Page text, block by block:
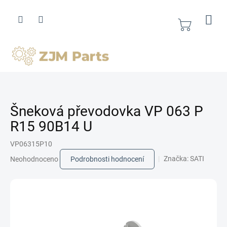
obsah
Nákupní
Šneková převodovka VP 063 P
R15 90B14 U
VP06315P10
hodnocení
Neohodnoceno Podrobnosti hodnocení Značka:SATI